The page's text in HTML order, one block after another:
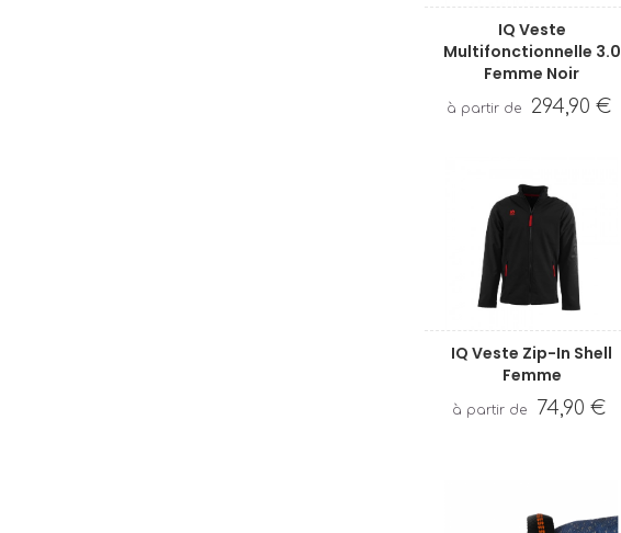
IQ Veste
Multifonctionnelle 3.0
Femme Noir
294,90 €
IQ Veste Zip-In Shell
Femme
74,90 €